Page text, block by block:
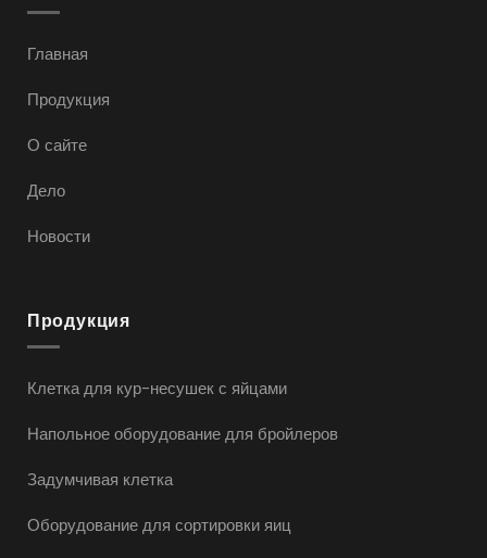
Главная
Продукция
О сайте
Дело
Новости
Продукция
Клетка для кур-несушек с яйцами
Напольное оборудование для бройлеров
Задумчивая клетка
Оборудование для сортировки яиц